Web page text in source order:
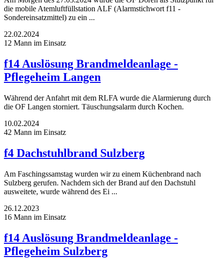
die mobile Atemluftfüllstation ALF (Alarmstichwort f11 -
Sondereinsatzmittel) zu ein ...
22.02.2024
12 Mann im Einsatz
f14 Auslösung Brandmeldeanlage -
Pflegeheim Langen
Während der Anfahrt mit dem RLFA wurde die Alarmierung durch
die OF Langen storniert. Täuschungsalarm durch Kochen.
10.02.2024
42 Mann im Einsatz
f4 Dachstuhlbrand Sulzberg
Am Faschingssamstag wurden wir zu einem Küchenbrand nach
Sulzberg gerufen. Nachdem sich der Brand auf den Dachstuhl
ausweitete, wurde während des Ei ...
26.12.2023
16 Mann im Einsatz
f14 Auslösung Brandmeldeanlage -
Pflegeheim Sulzberg